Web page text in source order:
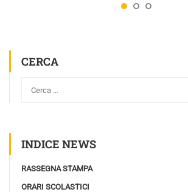
CERCA
INDICE NEWS
RASSEGNA STAMPA
ORARI SCOLASTICI